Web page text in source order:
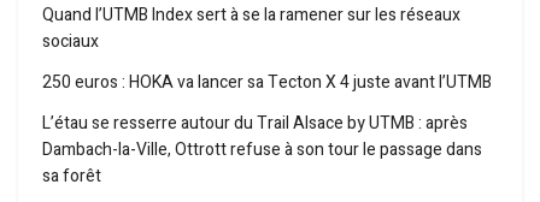
Quand l’UTMB Index sert à se la ramener sur les réseaux
sociaux
250 euros : HOKA va lancer sa Tecton X 4 juste avant l’UTMB
L’étau se resserre autour du Trail Alsace by UTMB : après
Dambach-la-Ville, Ottrott refuse à son tour le passage dans
sa forêt